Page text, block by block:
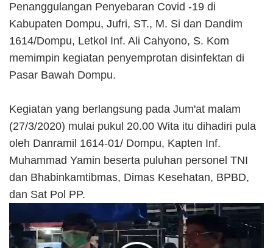
Penanggulangan Penyebaran Covid -19 di
Kabupaten Dompu, Jufri, ST., M. Si dan Dandim
1614/Dompu, Letkol Inf. Ali Cahyono, S. Kom
memimpin kegiatan penyemprotan disinfektan di
Pasar Bawah Dompu.
Kegiatan yang berlangsung pada Jum'at malam
(27/3/2020) mulai pukul 20.00 Wita itu dihadiri pula
oleh Danramil 1614-01/ Dompu, Kapten Inf.
Muhammad Yamin beserta puluhan personel TNI
dan Bhabinkamtibmas, Dimas Kesehatan, BPBD,
dan Sat Pol PP.